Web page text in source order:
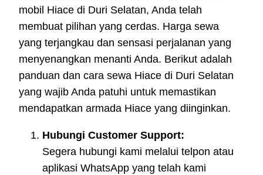
mobil Hiace di Duri Selatan, Anda telah
membuat pilihan yang cerdas. Harga sewa
yang terjangkau dan sensasi perjalanan yang
menyenangkan menanti Anda. Berikut adalah
panduan dan cara sewa Hiace di Duri Selatan
yang wajib Anda patuhi untuk memastikan
mendapatkan armada Hiace yang diinginkan.
Hubungi Customer Support:
Segera hubungi kami melalui telpon atau
aplikasi WhatsApp yang telah kami